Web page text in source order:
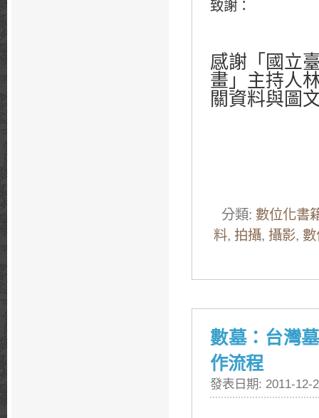
致謝：
感謝「國立
畫」主持人
關資料與圖
分類: 數位化書
料, 拍攝, 攝影, 數
數墓：台灣
作流程
發表日期: 2011-12-